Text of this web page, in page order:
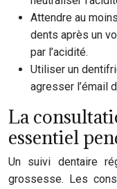
Attendre au
dents après un
par l’acidité.
Utiliser un
agresser l’émail
La
essentiel
Un suivi dentaire
grossesse. Les